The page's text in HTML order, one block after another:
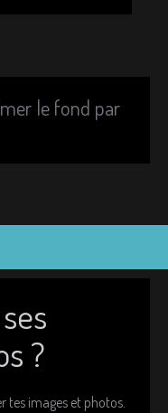
le fond par
?
tes images et photos.